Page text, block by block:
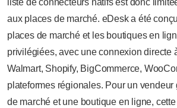
liste de connecteurs natifs est donc
aux places de marché. eDesk a été
places de marché et les boutiques en
privilégiées, avec une connexion directe
Walmart, Shopify, BigCommerce,
plateformes régionales. Pour un vendeur
de marché et une boutique en ligne,